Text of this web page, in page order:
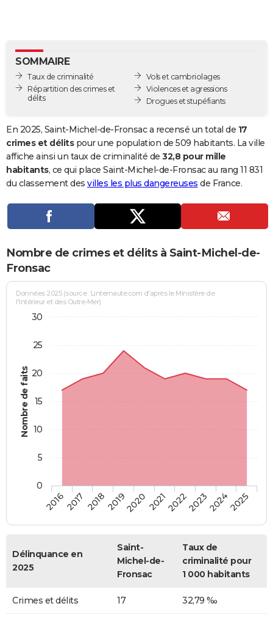
BONS PLANS
CARTE DE VOEUX
Dictionnaire
Biographies
Citations
Expressions
Proverbes
PROGRAMME TV
S'inscrire
Se connecter
Lycées
Collèges
Primaires
Universités
Entreprises
Service militaire
Avis de recherche
AVIS DE DÉCÈS
SOMMAIRE
Taux de criminalité
Répartition des crimes et
délits
Vols et cambriolages
Violences et agressions
Drogues et stupéfiants
En 2025, Saint-Michel-de-Fronsac a recensé un total de 17
crimes et délitspour une population de 509 habitants. La ville
affiche ainsi un taux de criminalité de 32,8 pour mille
habitants, ce qui place Saint-Michel-de-Fronsac au rang 11 831
du classement des villes les plus dangereuses de France.
Nombre de crimes et délits à Saint-Michel-de-
Fronsac
Nombre de faits
Données 2025 (source : Linternaute.com d'après le Ministère de
l'Intérieur et des Outre-Mer)
20162017 20182019202020212022202320242025
0
5
10
15
20
25
30
Délinquance en
2025
Saint-
Michel-de-
Fronsac
Taux de
criminalité pour
1 000 habitants
Crimes et délits 17 32,79 ‰